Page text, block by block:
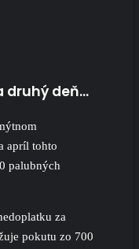
druhý deň…
apríl tohto
palubných
za
pokutu zo 700